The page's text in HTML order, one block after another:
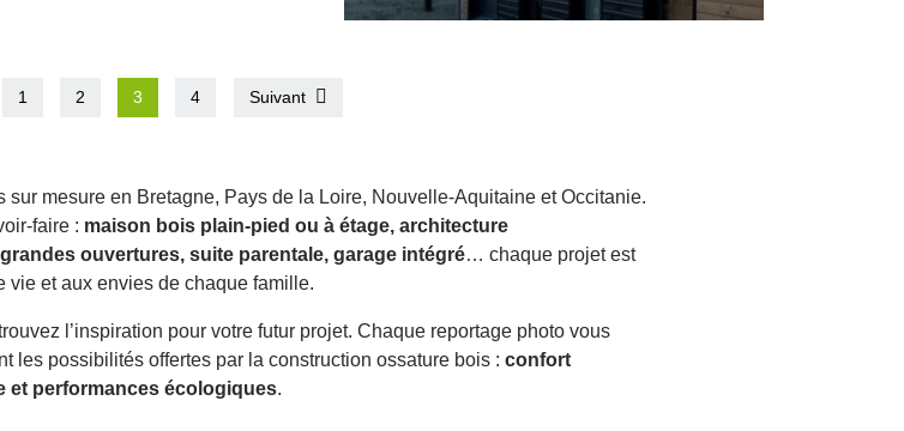
1 2 3 4 Suivant
mesure en Bretagne, Pays de la Loire, Nouvelle-Aquitaine et Occitanie.
faire : maison bois plain-pied ou à étage, architecture
ouvertures, suite parentale, garage intégré… chaque projet est
vie et aux envies de chaque famille.
l’inspiration pour votre futur projet. Chaque reportage photo vous
les possibilités offertes par la construction ossature bois : confort
et performances écologiques.